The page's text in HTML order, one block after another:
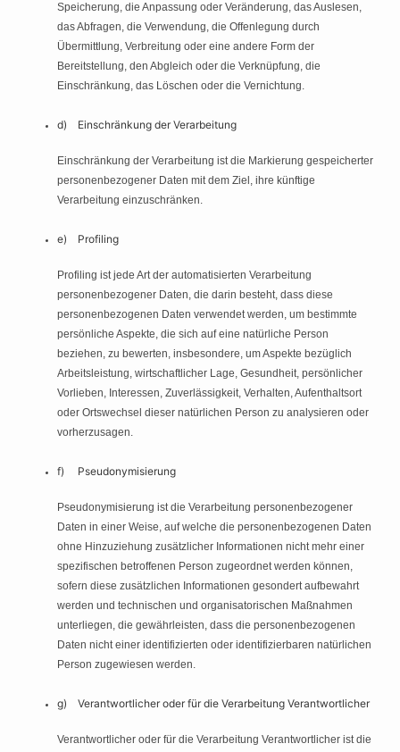
Speicherung, die Anpassung oder Veränderung, das Auslesen,
das Abfragen, die Verwendung, die Offenlegung durch
Übermittlung, Verbreitung oder eine andere Form der
Bereitstellung, den Abgleich oder die Verknüpfung, die
Einschränkung, das Löschen oder die Vernichtung.
d) Einschränkung der Verarbeitung
Einschränkung der Verarbeitung ist die Markierung gespeicherter
personenbezogener Daten mit dem Ziel, ihre künftige
Verarbeitung einzuschränken.
e) Profiling
Profiling ist jede Art der automatisierten Verarbeitung
personenbezogener Daten, die darin besteht, dass diese
personenbezogenen Daten verwendet werden, um bestimmte
persönliche Aspekte, die sich auf eine natürliche Person
beziehen, zu bewerten, insbesondere, um Aspekte bezüglich
Arbeitsleistung, wirtschaftlicher Lage, Gesundheit, persönlicher
Vorlieben, Interessen, Zuverlässigkeit, Verhalten, Aufenthaltsort
oder Ortswechsel dieser natürlichen Person zu analysieren oder
vorherzusagen.
f) Pseudonymisierung
Pseudonymisierung ist die Verarbeitung personenbezogener
Daten in einer Weise, auf welche die personenbezogenen Daten
ohne Hinzuziehung zusätzlicher Informationen nicht mehr einer
spezifischen betroffenen Person zugeordnet werden können,
sofern diese zusätzlichen Informationen gesondert aufbewahrt
werden und technischen und organisatorischen Maßnahmen
unterliegen, die gewährleisten, dass die personenbezogenen
Daten nicht einer identifizierten oder identifizierbaren natürlichen
Person zugewiesen werden.
g) Verantwortlicher oder für die Verarbeitung Verantwortlicher
Verantwortlicher oder für die Verarbeitung Verantwortlicher ist die